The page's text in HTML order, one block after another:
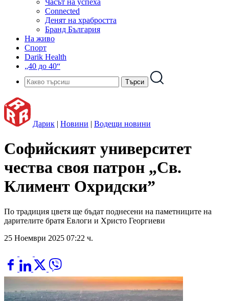
Часът на успеха
Connected
Денят на храбростта
Бранд България
На живо
Спорт
Darik Health
„40 до 40“
Дарик | Новини | Водещи новини
Софийският университет
чества своя патрон „Св.
Климент Охридски”
По традиция цветя ще бъдат поднесени на паметниците на
дарителите братя Евлоги и Христо Георгиеви
25 Ноември 2025 07:22 ч.